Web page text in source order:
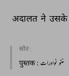
अदालत ने उसके
स्रोत :
पुस्तक : منٹو نوادرات